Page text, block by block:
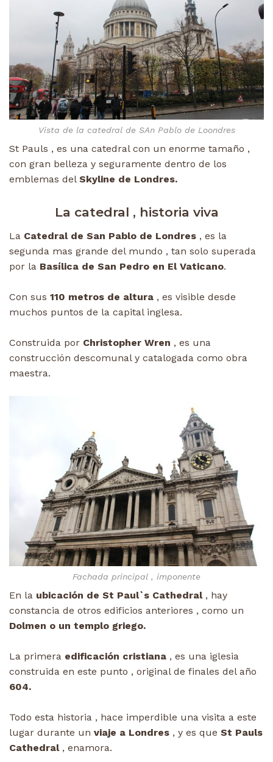
Vista de la catedral de SAn Pablo de Loondres
St Pauls , es una catedral con un enorme tamaño ,
con gran belleza y seguramente dentro de los
emblemas del Skyline de Londres.
La catedral , historia viva
La Catedral de San Pablo de Londres , es la
segunda mas grande del mundo , tan solo superada
por la Basílica de San Pedro en El Vaticano.
Con sus 110 metros de altura , es visible desde
muchos puntos de la capital inglesa.
Construida por Christopher Wren , es una
construcción descomunal y catalogada como obra
maestra.
Fachada principal , imponente
En la ubicación de St Paul`s Cathedral, hay
constancia de otros edificios anteriores , como un
Dolmen o un templo griego.
La primera edificación cristiana , es una iglesia
construida en este punto , original de finales del año
604.
Todo esta historia , hace imperdible una visita a este
lugar durante un viaje a Londres , y es que St Pauls
Cathedral, enamora.